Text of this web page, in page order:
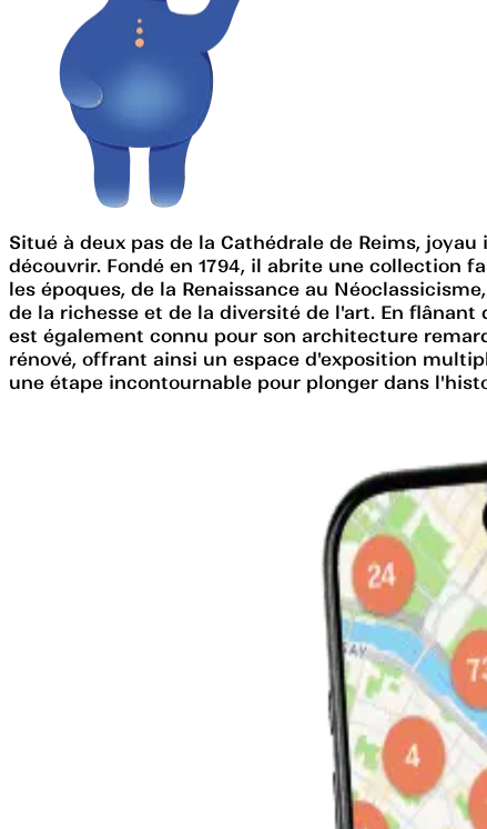
Situé à deux pas de la Cathédrale de Reims,
découvrir. Fondé en 1794, il abrite une collection
les époques, de la Renaissance au
de la richesse et de la diversité de l'art. En
est également connu pour son architecture
rénové, offrant ainsi un espace d'exposition
une étape incontournable pour plonger dans